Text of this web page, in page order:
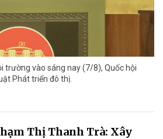
trường vào sáng nay (7/8), Quốc hội
Phát triển đô thị.
Thị Thanh Trà: Xây